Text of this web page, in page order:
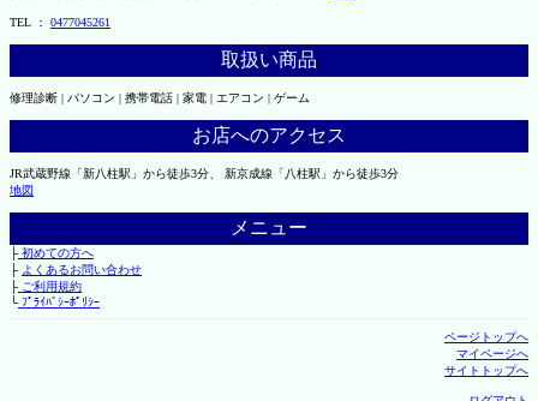
TEL ： 0477045261
取扱い商品
修理診断 | パソコン | 携帯電話 | 家電 | エアコン | ゲーム
お店へのアクセス
JR武蔵野線「新八柱駅」から徒歩3分、 新京成線「八柱駅」から徒歩3分
地図
メニュー
├初めての方へ
├ よくあるお問い合わせ
├ご利用規約
└ﾌﾟﾗｲﾊﾞｼｰﾎﾟﾘｼｰ
ページトップへ
マイページへ
サイトトップへ